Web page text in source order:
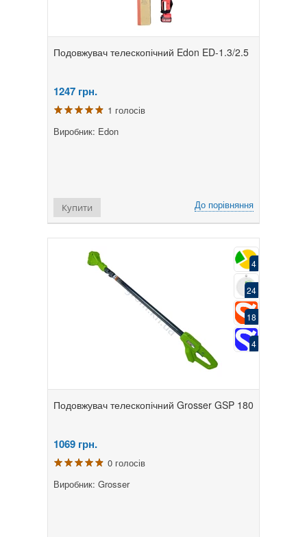
Подовжувач телескопічний Edon ED-1.3/2.5
1247 грн.
1 голосів
Виробник: Edon
До порівняння
Купити
4
24
18
4
Подовжувач телескопічний Grosser GSP 180
1069 грн.
0 голосів
Виробник: Grosser